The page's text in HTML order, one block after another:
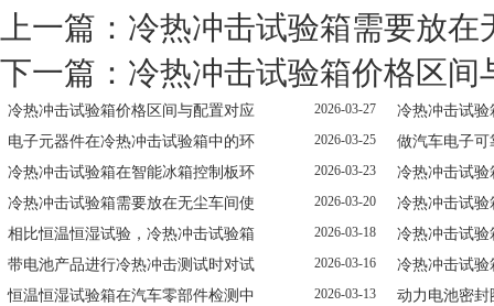
上一篇： 冷热冲击试验箱需要放在
下一篇： 冷热冲击试验箱价格区间
冷热冲击试验箱价格区间与配置对应 2026-03-27
冷热冲击试
电子元器件在冷热冲击试验箱中的环
2026-03-25
做汽车电子
冷热冲击试验箱在智能冰箱控制板环
2026-03-23
冷热冲击试
冷热冲击试验箱需要放在无尘车间使
2026-03-20
冷热冲击试
相比恒温恒湿试验，冷热冲击试验箱
2026-03-18
冷热冲击试
带电池产品进行冷热冲击测试时对试
2026-03-16
冷热冲击试
恒温恒湿试验箱在汽车零部件检测中
2026-03-13 动力电池密